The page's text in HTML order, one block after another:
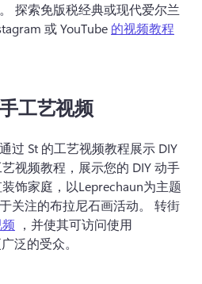
探索免版税经典或现代爱尔兰
或 YouTube 的视频教程
工艺视频
过 St 的工艺视频教程展示 DIY
视频教程，展示您的 DIY 动手
饰家庭，以Leprechaun为主题
关注的布拉尼石画活动。
，并使其可访问使用
泛的受众。